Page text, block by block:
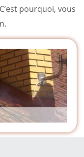
pourquoi, vous